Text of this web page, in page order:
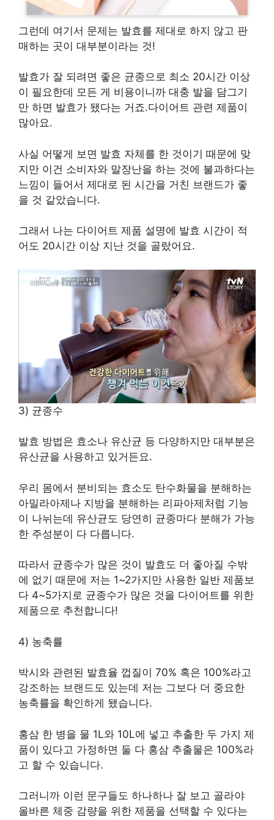
그런데 여기서 문제는 발효를 제대로 하지 않고 판
매하는 곳이 대부분이라는 것!
발효가 잘 되려면 좋은 균종으로 최소 20시간 이상
이 필요한데 모든 게 비용이니까 대충 발을 담그기
만 하면 발효가 됐다는 거죠.다이어트 관련 제품이
많아요.
사실 어떻게 보면 발효 자체를 한 것이기 때문에 맞
지만 이건 소비자와 말장난을 하는 것에 불과하다는
느낌이 들어서 제대로 된 시간을 거친 브랜드가 좋
을 것 같았습니다.
그래서 나는 다이어트 제품 설명에 발효 시간이 적
어도 20시간 이상 지난 것을 골랐어요.
3) 균종수
발효 방법은 효소나 유산균 등 다양하지만 대부분은
유산균을 사용하고 있거든요.
우리 몸에서 분비되는 효소도 탄수화물을 분해하는
아밀라아제나 지방을 분해하는 리파아제처럼 기능
이 나뉘는데 유산균도 당연히 균종마다 분해가 가능
한 주성분이 다 다릅니다.
따라서 균종수가 많은 것이 발효도 더 좋아질 수밖
에 없기 때문에 저는 1~2가지만 사용한 일반 제품보
다 4~5가지로 균종수가 많은 것을 다이어트를 위한
제품으로 추천합니다!
4) 농축률
박시와 관련된 발효율 껍질이 70% 혹은 100%라고
강조하는 브랜드도 있는데 저는 그보다 더 중요한
농축률을 확인하게 됐습니다.
홍삼 한 병을 물 1L와 10L에 넣고 추출한 두 가지 제
품이 있다고 가정하면 둘 다 홍삼 추출물은 100%라
고 할 수 있습니다.
그러니까 이런 문구들도 하나하나 잘 보고 골라야
올바른 체중 감량을 위한 제품을 선택할 수 있다는